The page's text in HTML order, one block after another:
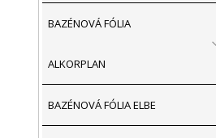
BAZÉNOVÁ FÓLIA
ALKORPLAN
BAZÉNOVÁ FÓLIA ELBE